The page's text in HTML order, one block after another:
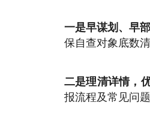
一是早谋划、早
保自查对象底数
二是理清详情，
报流程及常见问